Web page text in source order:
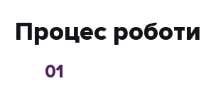
Процес роботи
01